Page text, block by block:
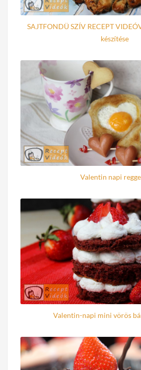
SAJTFONDÜ SZÍV RECEPT
készítése
Valentin napi
Valentin-napi mini vörös